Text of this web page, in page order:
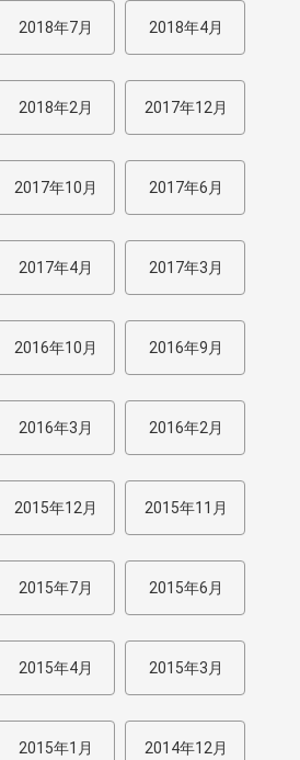
2018年7月 2018年4月
2018年2月 2017年12月
2017年10月 2017年6月
2017年4月 2017年3月
2016年10月 2016年9月
2016年3月 2016年2月
2015年12月 2015年11月
2015年7月 2015年6月
2015年4月 2015年3月
2015年1月 2014年12月